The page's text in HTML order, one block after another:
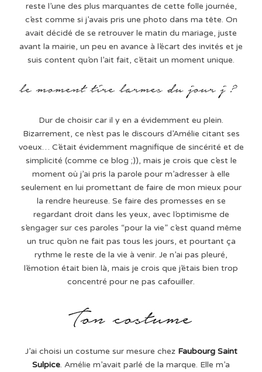
reste l’une des plus marquantes de cette folle journée,
c’est comme si j’avais pris une photo dans ma tête. On
avait décidé de se retrouver le matin du mariage, juste
avant la mairie, un peu en avance à l’écart des invités et je
suis content qu’on l’ait fait, c’était un moment unique.
Dur de choisir car il y en a évidemment eu plein.
Bizarrement, ce n’est pas le discours d’Amélie citant ses
voeux… C’était évidemment magnifique de sincérité et de
simplicité (comme ce blog ;)), mais je crois que c’est le
moment où j’ai pris la parole pour m’adresser à elle
seulement en lui promettant de faire de mon mieux pour
la rendre heureuse. Se faire des promesses en se
regardant droit dans les yeux, avec l’optimisme de
s’engager sur ces paroles “pour la vie” c’est quand même
un truc qu’on ne fait pas tous les jours, et pourtant ça
rythme le reste de la vie à venir. Je n’ai pas pleuré,
l’émotion était bien là, mais je crois que j’étais bien trop
concentré pour ne pas cafouiller.
J’ai choisi un costume sur mesure chez Faubourg Saint
Sulpice. Amélie m’avait parlé de la marque. Elle m’a